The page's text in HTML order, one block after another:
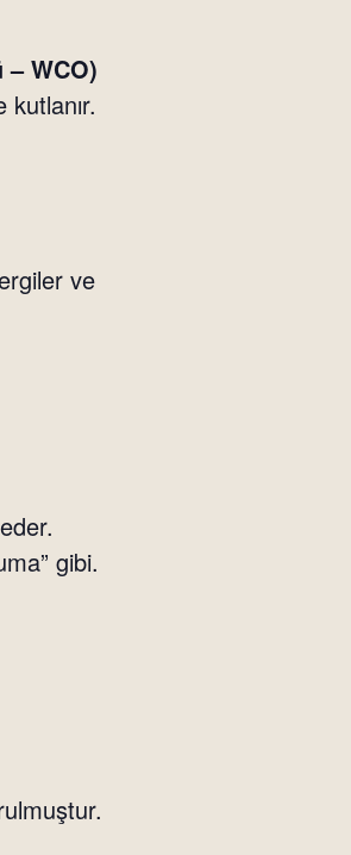
WCO)
kutlanır.
ve
gibi.